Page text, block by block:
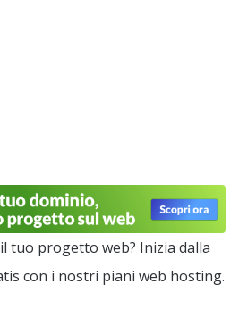
tuo progetto web? Inizia dalla
con i nostri piani web hosting.